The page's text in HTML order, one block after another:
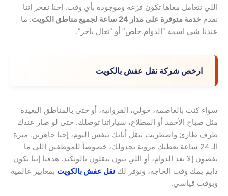
اللي تتعامل معاها تكون فزعة وموجودة بأي وقت. إحنا نفخر إننا
نقدم خدمة متوفرة على مدار 24 ساعة لجميع مناطق الكويت
. ما
عندنا شي اسمه “الدوام خلص” أو “تعال باجر”.
ارخص شركة نقل عفش بالكويت
سواء كنت بالعاصمة، حولي، الفروانية، أو حتى بالمناطق البعيدة
مثل صباح الأحمد أو المطلاع، سياراتنا توصلك. حتى لو صار عندك
ظرف طارئ واضطريت تنقل أثاثك بنفس اليوم، إحنا جاهزين. ميزة
الـ 24 ساعة تعطيك مرونة بجدولك، خصوصاً للموظفين اللي ما
يفضون إلا بعد الدوام، أو اللي يبون ينقلون بالويكند. هدفنا إننا نكون
دايم يمك وقت الحاجة، ونوفر لك نقل عفش بالكويت بمعايير عالمية
وبوقت قياسي.